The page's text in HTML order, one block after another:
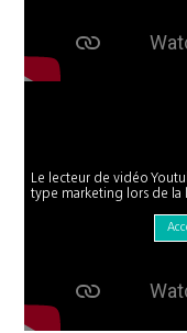
Le lecteur de vidéo
type marketing lors de la